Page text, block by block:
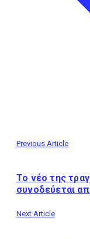
Previous Article
Το νέο της
συνοδεύεται
Next Article